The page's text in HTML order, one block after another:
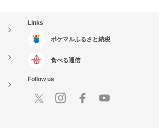
Links
ポケマルふるさと納税
食べる通信
Follow us